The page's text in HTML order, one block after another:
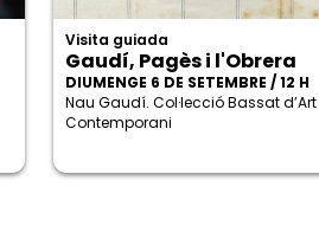
Visita guiada
Gaudí, Pagès i l'Obrera
DIUMENGE 6 DE SETEMBRE / 12 H
Nau Gaudí. Col·lecció Bassat d’Art
Contemporani